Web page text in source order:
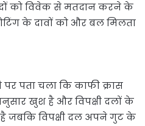
को विवेक से मतदान करने के
के दावों को और बल मिलता
पता चला कि काफी क्रास
खुश है और विपक्षी दलों के
है जबकि विपक्षी दल अपने गुट के